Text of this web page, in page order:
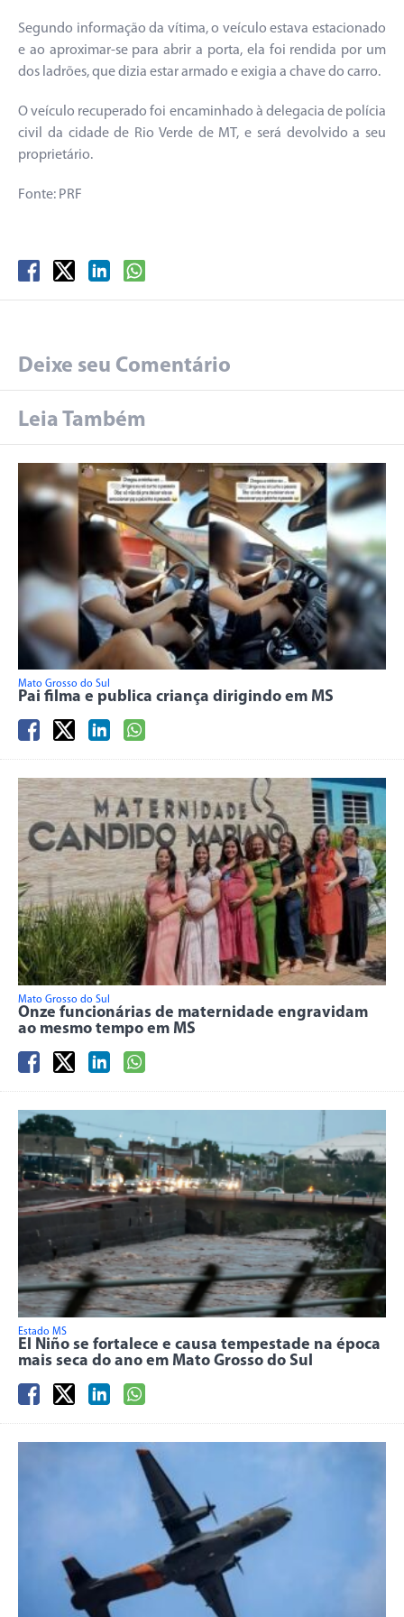
Segundo informação da vítima, o veículo estava estacionado
e ao aproximar-se para abrir a porta, ela foi rendida por um
dos ladrões, que dizia estar armado e exigia a chave do carro.
O veículo recuperado foi encaminhado à delegacia de polícia
civil da cidade de Rio Verde de MT, e será devolvido a seu
proprietário.
Fonte: PRF
Deixe seu Comentário
Leia Também
Mato Grosso do Sul
Pai filma e publica criança dirigindo em MS
Mato Grosso do Sul
Onze funcionárias de maternidade engravidam
ao mesmo tempo em MS
Estado MS
El Niño se fortalece e causa tempestade na época
mais seca do ano em Mato Grosso do Sul